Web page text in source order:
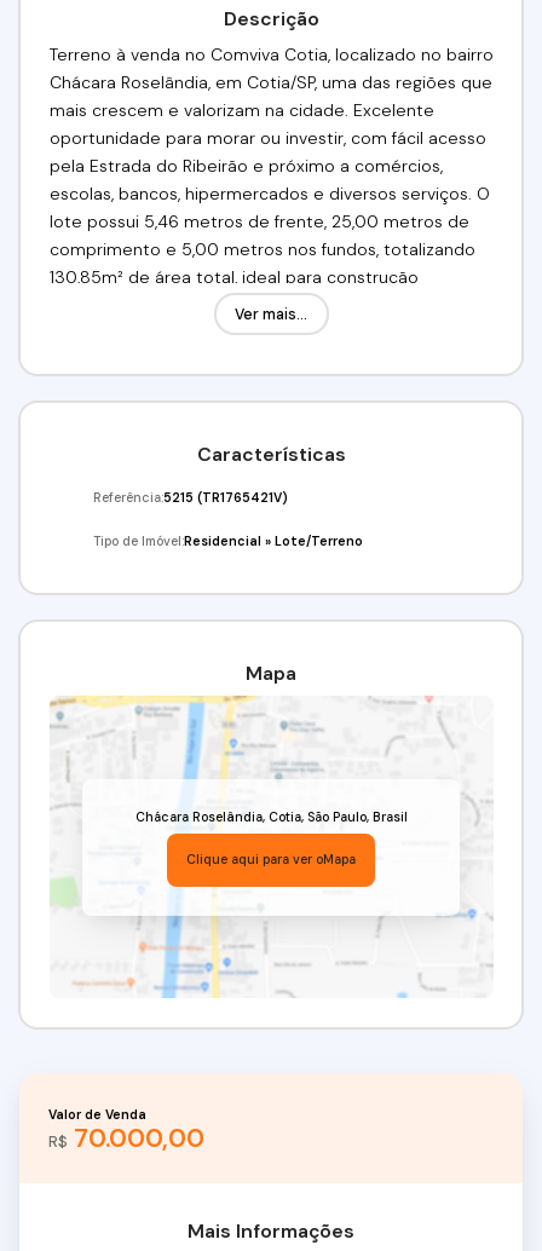
Descrição
Terreno à venda no Comviva Cotia, localizado no bairro
Chácara Roselândia, em Cotia/SP, uma das regiões que
mais crescem e valorizam na cidade. Excelente
oportunidade para morar ou investir, com fácil acesso
pela Estrada do Ribeirão e próximo a comércios,
escolas, bancos, hipermercados e diversos serviços. O
lote possui 5,46 metros de frente, 25,00 metros de
comprimento e 5,00 metros nos fundos, totalizando
130,85m² de área total, ideal para construção
residencial ou investimento. O empreendimento
oferece infraestrutura completa com academia,
parcelas, assumindo 132 parcelas no valor de 1.200,00.
pronto para construir em ótima localização.
Imobiliária Alfa Negócios.
CRECI: 34.726-J
Ver mais...
Características
Referência:5215 (TR1765421V)
Tipo de Imóvel:Residencial »Lote/Terreno
Mapa
Chácara Roselândia, Cotia, São Paulo, Brasil
Clique aqui para ver oMapa
R$ 70.000,00
Valor de Venda
Mais Informações